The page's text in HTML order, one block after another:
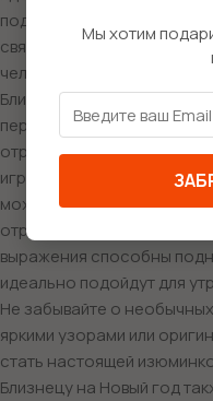
подарков для Близнеца
связанным с этим знаком.
человек улыбается,
Близнеца! Это может
персонажи и забавные
отражающие
игривость и
можно выбрать
отражают настроение
выражения способны
идеально подойдут для
Не забывайте о
яркими узорами или
стать настоящей
Близнецу на Новый год
Мы хотим